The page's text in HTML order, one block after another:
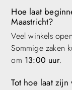
Hoe laat
Maastricht?
Veel winkels
Sommige zaken
om 13:00 uur.
Tot hoe laat